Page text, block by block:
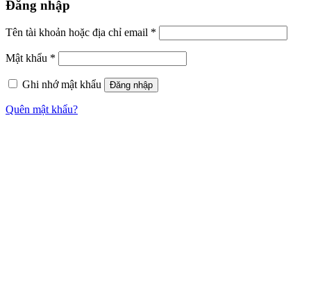
Đăng nhập
Tên tài khoản hoặc địa chỉ email *
Mật khẩu *
Ghi nhớ mật khẩu Đăng nhập
Quên mật khẩu?